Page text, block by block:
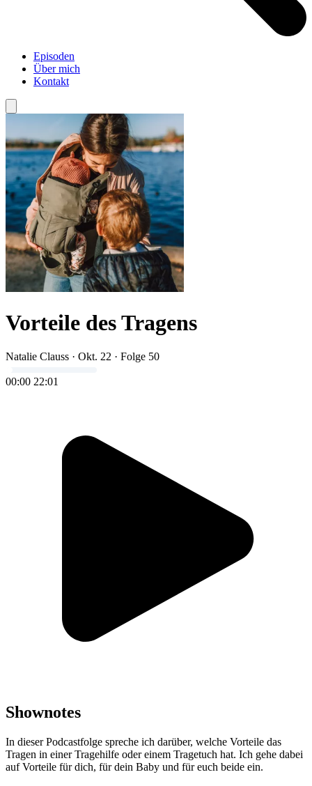
Episoden
Über mich
Kontakt
Vorteile des Tragens
Natalie Clauss · Okt. 22 · Folge 50
00:00 22:01
Shownotes
In dieser Podcastfolge spreche ich darüber, welche Vorteile das
Tragen in einer Tragehilfe oder einem Tragetuch hat. Ich gehe dabei
auf Vorteile für dich, für dein Baby und für euch beide ein.